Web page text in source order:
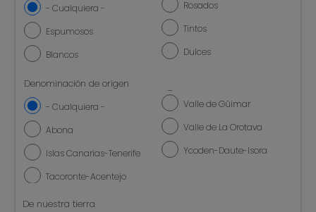
- Cualquiera -
Espumosos
Blancos
Rosados
Tintos
Dulces
Denominación de origen
- Cualquiera -
Abona
Islas Canarias-Tenerife
Tacoronte-Acentejo
Valle de Güimar
Valle de La Orotava
Ycoden-Daute-Isora
De nuestra tierra